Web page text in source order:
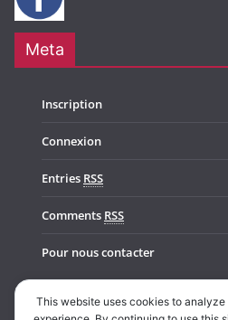
Meta
Inscription
Connexion
Entries RSS
Comments RSS
Pour nous contacter
This website uses cookies to